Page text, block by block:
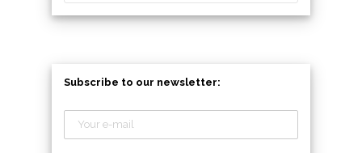
Subscribe to our newsletter: